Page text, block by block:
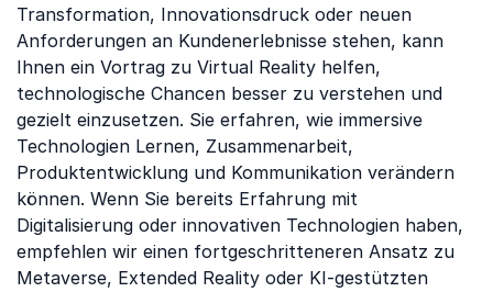
Transformation, Innovationsdruck oder neuen
Anforderungen an Kundenerlebnisse stehen, kann
Ihnen ein Vortrag zu Virtual Reality helfen,
technologische Chancen besser zu verstehen und
gezielt einzusetzen. Sie erfahren, wie immersive
Technologien Lernen, Zusammenarbeit,
Produktentwicklung und Kommunikation verändern
können. Wenn Sie bereits Erfahrung mit
Digitalisierung oder innovativen Technologien haben,
empfehlen wir einen fortgeschritteneren Ansatz zu
Metaverse, Extended Reality oder KI-gestützten